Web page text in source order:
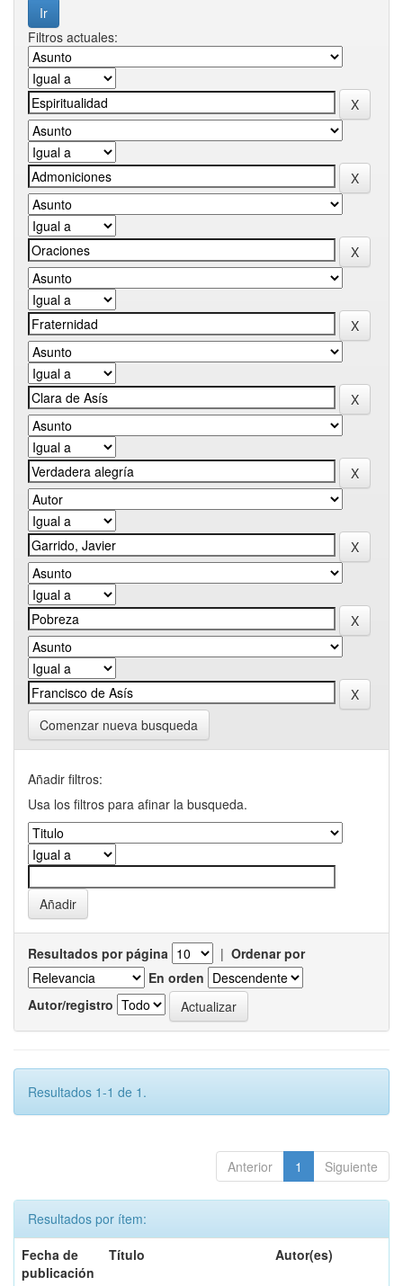
Filtros actuales:
Comenzar nueva busqueda
Añadir filtros:
Usa los filtros para afinar la busqueda.
Resultados por página | Ordenar por
En orden
Autor/registro
Resultados 1-1 de 1.
Anterior 1 Siguiente
Resultados por ítem:
Fecha de
publicación
Título Autor(es)